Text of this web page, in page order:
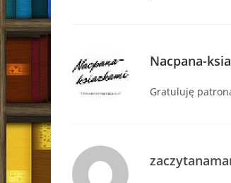
Nacpana-
Gratuluję